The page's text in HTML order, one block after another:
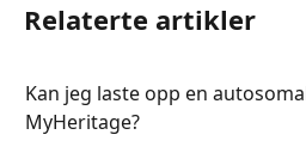
Relaterte artikler
Kan jeg laste opp en
MyHeritage?